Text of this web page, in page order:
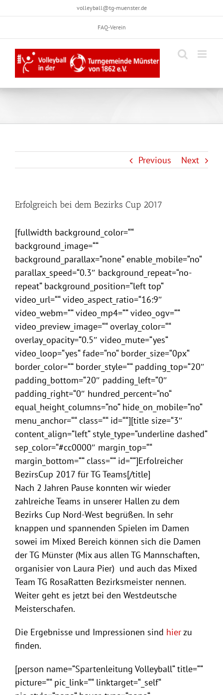
to
volleyball@tg-muenster.de
FAQ-Verein
Previous Next
Erfolgreich bei dem Bezirks Cup 2017
[fullwidth background_color=““
background_image=““
background_parallax=“none“ enable_mobile=“no“
parallax_speed=“0.3″ background_repeat=“no-
repeat“ background_position=“left top“
video_url=““ video_aspect_ratio=“16:9″
video_webm=““ video_mp4=““ video_ogv=““
video_preview_image=““ overlay_color=““
overlay_opacity=“0.5″ video_mute=“yes“
video_loop=“yes“ fade=“no“ border_size=“0px“
border_color=““ border_style=““ padding_top=“20″
padding_bottom=“20″ padding_left=“0″
padding_right=“0″ hundred_percent=“no“
equal_height_columns=“no“ hide_on_mobile=“no“
menu_anchor=““ class=““ id=““][title size=“3″
content_align=“left“ style_type=“underline dashed“
sep_color=“#cc0000″ margin_top=““
margin_bottom=““ class=““ id=““]Erfolreicher
BezirsCup 2017 für TG Teams[/title]
Nach 2 Jahren Pause konnten wir wieder
zahlreiche Teams in unserer Hallen zu dem
Bezirks Cup Nord-West begrüßen. In sehr
knappen und spannenden Spielen im Damen
sowei im Mixed Bereich können sich die Damen
der TG Münster (Mix aus allen TG Mannschaften,
organisier von Laura Pier) und auch das Mixed
Team TG RosaRatten Bezirksmeister nennen.
Weiter geht es jetzt bei den Westdeutsche
Meisterschafen.
Die Ergebnisse und Impressionen sind hierzu
finden.
[person name=“Spartenleitung Volleyball“ title=““
picture=““ pic_link=““ linktarget=“_self“